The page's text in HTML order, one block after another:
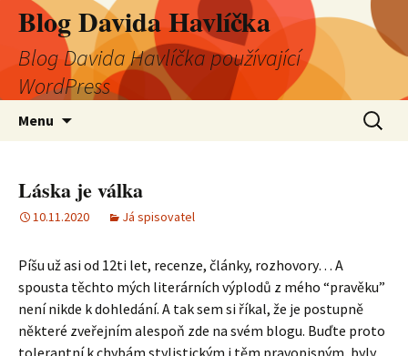
Blog Davida Havlíčka
Blog Davida Havlíčka používající
WordPress
Menu
Láska je válka
10.11.2020 Já spisovatel
Píšu už asi od 12ti let, recenze, články, rozhovory… A
spousta těchto mých literárních výplodů z mého “pravěku”
není nikde k dohledání. A tak sem si říkal, že je postupně
některé zveřejním alespoň zde na svém blogu. Buďte proto
tolerantní k chybám stylistickým i těm pravopisným, byly